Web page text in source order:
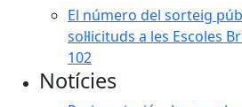
El número del sorteig
sol·licituds a les Escoles
102
Notícies